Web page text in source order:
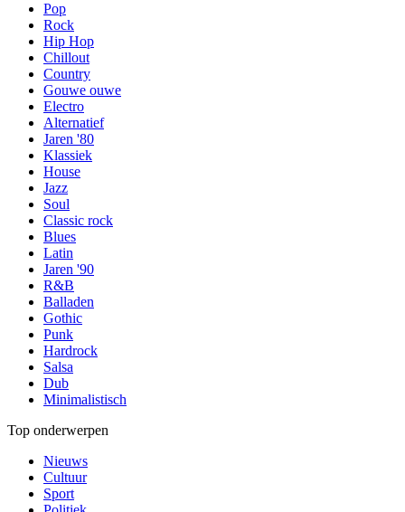
Pop
Rock
Hip Hop
Chillout
Country
Gouwe ouwe
Electro
Alternatief
Jaren '80
Klassiek
House
Jazz
Soul
Classic rock
Blues
Latin
Jaren '90
R&B
Balladen
Gothic
Punk
Hardrock
Salsa
Dub
Minimalistisch
Top onderwerpen
Nieuws
Cultuur
Sport